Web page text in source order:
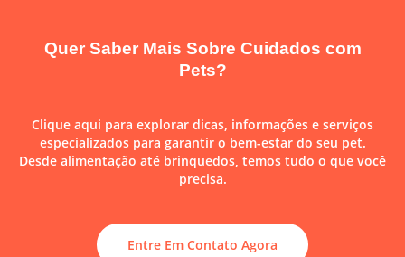
Quer Saber Mais Sobre Cuidados com
Pets?
Clique aqui para explorar dicas, informações e serviços
especializados para garantir o bem-estar do seu pet.
Desde alimentação até brinquedos, temos tudo o que você
precisa.
Entre Em Contato Agora